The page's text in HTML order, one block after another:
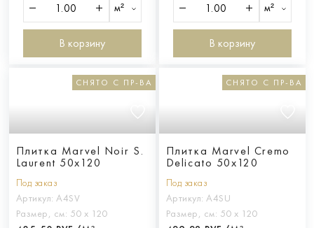
м²
В корзину
м²
В корзину
СНЯТО С ПР-ВА
Плитка Marvel Noir S.
Laurent 50x120
Под заказ
Артикул: A4SV
Размер, см: 50 х 120
СНЯТО С ПР-ВА
Плитка Marvel Cremo
Delicato 50x120
Под заказ
Артикул: A4SU
Размер, см: 50 х 120